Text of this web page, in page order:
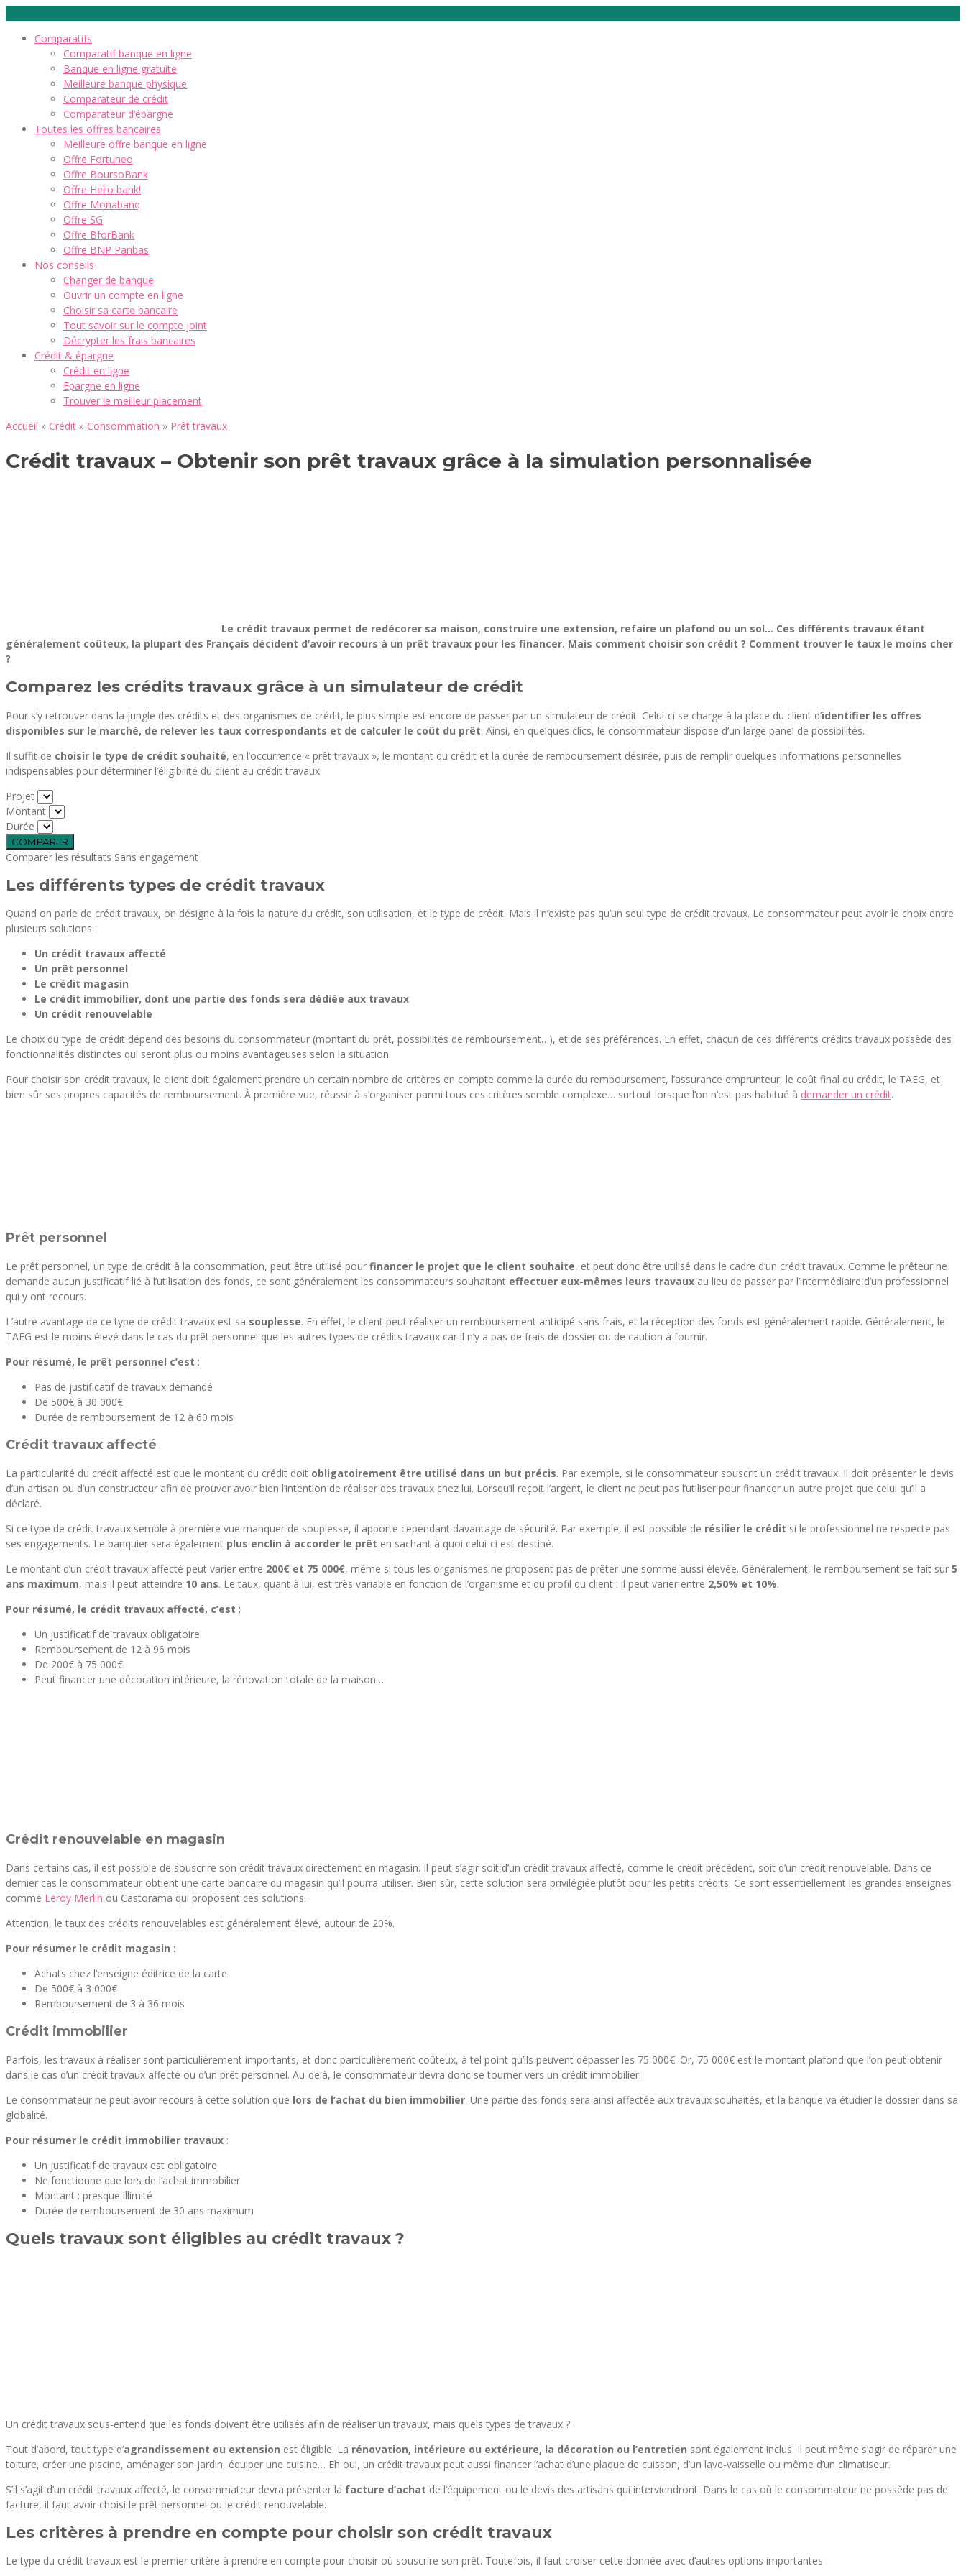
Comparatifs
Comparatif banque en ligne
Banque en ligne gratuite
Meilleure banque physique
Comparateur de crédit
Comparateur d’épargne
Toutes les offres bancaires
Meilleure offre banque en ligne
Offre Fortuneo
Offre BoursoBank
Offre Hello bank!
Offre Monabanq
Offre SG
Offre BforBank
Offre BNP Paribas
Nos conseils
Changer de banque
Ouvrir un compte en ligne
Choisir sa carte bancaire
Tout savoir sur le compte joint
Décrypter les frais bancaires
Crédit & épargne
Crédit en ligne
Epargne en ligne
Trouver le meilleur placement
Accueil » Crédit » Consommation » Prêt travaux
Crédit travaux – Obtenir son prêt travaux grâce à la simulation personnalisée
Le crédit travaux permet de redécorer sa maison, construire une extension, refaire un plafond ou un sol… Ces différents travaux étant
généralement coûteux, la plupart des Français décident d’avoir recours à un prêt travaux pour les financer. Mais comment choisir son crédit ? Comment trouver le taux le moins cher
?
Comparez les crédits travaux grâce à un simulateur de crédit
Pour s’y retrouver dans la jungle des crédits et des organismes de crédit, le plus simple est encore de passer par un simulateur de crédit. Celui-ci se charge à la place du client d’identifier les offres
disponibles sur le marché, de relever les taux correspondants et de calculer le coût du prêt. Ainsi, en quelques clics, le consommateur dispose d’un large panel de possibilités.
Il suffit de choisir le type de crédit souhaité, en l’occurrence « prêt travaux », le montant du crédit et la durée de remboursement désirée, puis de remplir quelques informations personnelles
indispensables pour déterminer l’éligibilité du client au crédit travaux.
Projet
Montant
Durée
Comparer les résultats Sans engagement
Les différents types de crédit travaux
Quand on parle de crédit travaux, on désigne à la fois la nature du crédit, son utilisation, et le type de crédit. Mais il n’existe pas qu’un seul type de crédit travaux. Le consommateur peut avoir le choix entre
plusieurs solutions :
Un crédit travaux affecté
Un prêt personnel
Le crédit magasin
Le crédit immobilier, dont une partie des fonds sera dédiée aux travaux
Un crédit renouvelable
Le choix du type de crédit dépend des besoins du consommateur (montant du prêt, possibilités de remboursement…), et de ses préférences. En effet, chacun de ces différents crédits travaux possède des
fonctionnalités distinctes qui seront plus ou moins avantageuses selon la situation.
Pour choisir son crédit travaux, le client doit également prendre un certain nombre de critères en compte comme la durée du remboursement, l’assurance emprunteur, le coût final du crédit, le TAEG, et
bien sûr ses propres capacités de remboursement. À première vue, réussir à s’organiser parmi tous ces critères semble complexe… surtout lorsque l’on n’est pas habitué à demander un crédit.
Prêt personnel
Le prêt personnel, un type de crédit à la consommation, peut être utilisé pour financer le projet que le client souhaite, et peut donc être utilisé dans le cadre d’un crédit travaux. Comme le prêteur ne
demande aucun justificatif lié à l’utilisation des fonds, ce sont généralement les consommateurs souhaitant effectuer eux-mêmes leurs travaux au lieu de passer par l’intermédiaire d’un professionnel
qui y ont recours.
L’autre avantage de ce type de crédit travaux est sa souplesse. En effet, le client peut réaliser un remboursement anticipé sans frais, et la réception des fonds est généralement rapide. Généralement, le
TAEG est le moins élevé dans le cas du prêt personnel que les autres types de crédits travaux car il n’y a pas de frais de dossier ou de caution à fournir.
Pour résumé, le prêt personnel c’est :
Pas de justificatif de travaux demandé
De 500€ à 30 000€
Durée de remboursement de 12 à 60 mois
Crédit travaux affecté
La particularité du crédit affecté est que le montant du crédit doit obligatoirement être utilisé dans un but précis. Par exemple, si le consommateur souscrit un crédit travaux, il doit présenter le devis
d’un artisan ou d’un constructeur afin de prouver avoir bien l’intention de réaliser des travaux chez lui. Lorsqu’il reçoit l’argent, le client ne peut pas l’utiliser pour financer un autre projet que celui qu’il a
déclaré.
Si ce type de crédit travaux semble à première vue manquer de souplesse, il apporte cependant davantage de sécurité. Par exemple, il est possible de résilier le crédit si le professionnel ne respecte pas
ses engagements. Le banquier sera également plus enclin à accorder le prêt en sachant à quoi celui-ci est destiné.
Le montant d’un crédit travaux affecté peut varier entre 200€ et 75 000€, même si tous les organismes ne proposent pas de prêter une somme aussi élevée. Généralement, le remboursement se fait sur 5
ans maximum, mais il peut atteindre 10 ans. Le taux, quant à lui, est très variable en fonction de l’organisme et du profil du client : il peut varier entre 2,50% et 10%.
Pour résumé, le crédit travaux affecté, c’est :
Un justificatif de travaux obligatoire
Remboursement de 12 à 96 mois
De 200€ à 75 000€
Peut financer une décoration intérieure, la rénovation totale de la maison…
Crédit renouvelable en magasin
Dans certains cas, il est possible de souscrire son crédit travaux directement en magasin. Il peut s’agir soit d’un crédit travaux affecté, comme le crédit précédent, soit d’un crédit renouvelable. Dans ce
dernier cas le consommateur obtient une carte bancaire du magasin qu’il pourra utiliser. Bien sûr, cette solution sera privilégiée plutôt pour les petits crédits. Ce sont essentiellement les grandes enseignes
comme Leroy Merlin ou Castorama qui proposent ces solutions.
Attention, le taux des crédits renouvelables est généralement élevé, autour de 20%.
Pour résumer le crédit magasin :
Achats chez l’enseigne éditrice de la carte
De 500€ à 3 000€
Remboursement de 3 à 36 mois
Crédit immobilier
Parfois, les travaux à réaliser sont particulièrement importants, et donc particulièrement coûteux, à tel point qu’ils peuvent dépasser les 75 000€. Or, 75 000€ est le montant plafond que l’on peut obtenir
dans le cas d’un crédit travaux affecté ou d’un prêt personnel. Au-delà, le consommateur devra donc se tourner vers un crédit immobilier.
Le consommateur ne peut avoir recours à cette solution que lors de l’achat du bien immobilier. Une partie des fonds sera ainsi affectée aux travaux souhaités, et la banque va étudier le dossier dans sa
globalité.
Pour résumer le crédit immobilier travaux :
Un justificatif de travaux est obligatoire
Ne fonctionne que lors de l’achat immobilier
Montant : presque illimité
Durée de remboursement de 30 ans maximum
Quels travaux sont éligibles au crédit travaux ?
Un crédit travaux sous-entend que les fonds doivent être utilisés afin de réaliser un travaux, mais quels types de travaux ?
Tout d’abord, tout type d’agrandissement ou extension est éligible. La rénovation, intérieure ou extérieure, la décoration ou l’entretien sont également inclus. Il peut même s’agir de réparer une
toiture, créer une piscine, aménager son jardin, équiper une cuisine… Eh oui, un crédit travaux peut aussi financer l’achat d’une plaque de cuisson, d’un lave-vaisselle ou même d’un climatiseur.
S’il s’agit d’un crédit travaux affecté, le consommateur devra présenter la facture d’achat de l’équipement ou le devis des artisans qui interviendront. Dans le cas où le consommateur ne possède pas de
facture, il faut avoir choisi le prêt personnel ou le crédit renouvelable.
Les critères à prendre en compte pour choisir son crédit travaux
Le type du crédit travaux est le premier critère à prendre en compte pour choisir où souscrire son prêt. Toutefois, il faut croiser cette donnée avec d’autres options importantes :